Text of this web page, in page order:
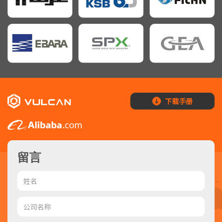
下载手册
留言